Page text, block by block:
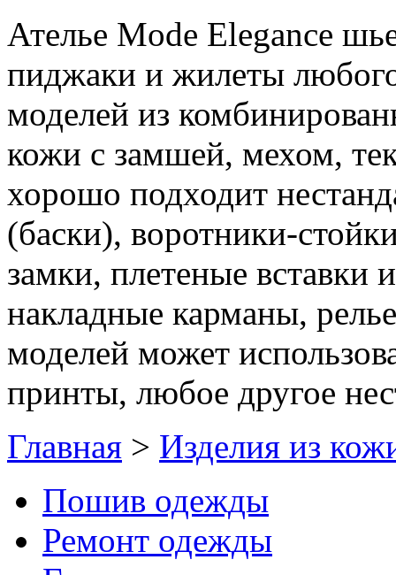
Ателье Mode Elegance
пиджаки и жилеты
моделей из
кожи с замшей, мехом,
хорошо подходит
(баски), воротники-
замки, плетеные вставки
накладные карманы,
моделей может
принты, любое другое
Главная > Изделия из
Пошив одежды
Ремонт одежды